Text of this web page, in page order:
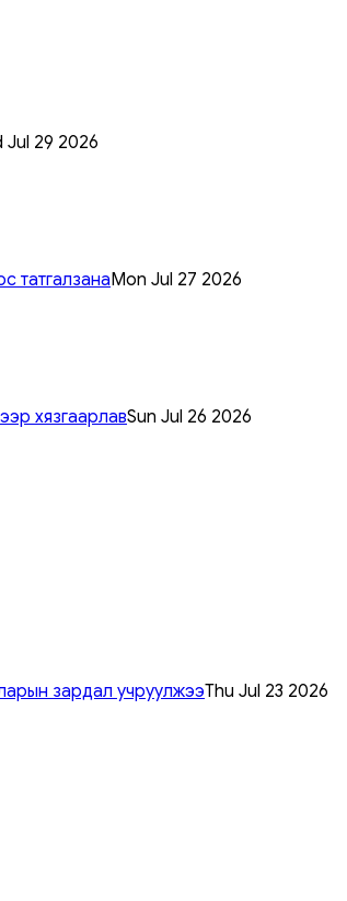
Jul 29 2026
татгалзанаMon Jul 27 2026
хязгаарлавSun Jul 26 2026
зардал учруулжээThu Jul 23 2026